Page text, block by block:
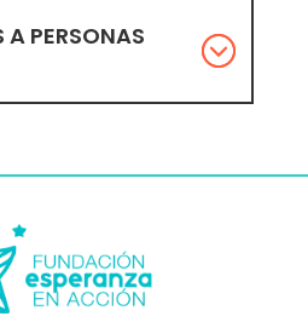
A PERSONAS